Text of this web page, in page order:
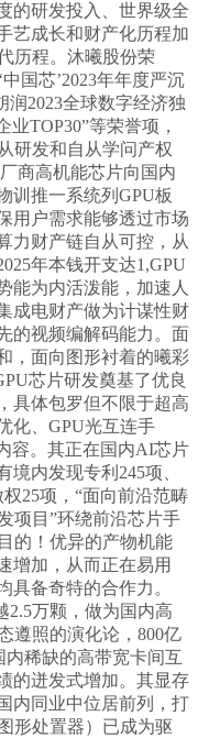
的研发投入、世界级全
艺成长和财产化历程加
历程。沐曦股份荣
国芯’2023年年度严沉
润2023全球数字经济独
TOP30”等荣誉项，
研发和自从学问产权
商高机能芯片向国内
训推一系统列GPU板
用户需求能够透过市场
力财产链自从可控，从
年本钱开支达1,GPU
能为内活泼能，加速人
成电财产做为计谋性财
的视频编解码能力。面
，面向图形衬着的曦彩
芯片研发奠基了优良
具体包罗但不限于超高
化、GPU光互连手
容。其正在国内AI芯片
内发现专利245项、
25项，“面向前沿范畴
项目”环绕前沿芯片手
的！优异的产物机能
增加，从而正在易用
具备奇特的合作力。
2.5万颗，做为国内高
遵照的演化论，800亿
稀缺的高带宽卡间互
的迸发式增加。其显存
内同业中位居前列，打
形处置器）已成为驱